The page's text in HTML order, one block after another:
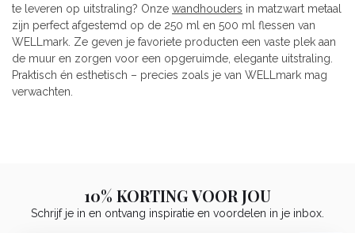
te leveren op uitstraling? Onze wandhouders in matzwart metaal
zijn perfect afgestemd op de 250 ml en 500 ml flessen van
WELLmark. Ze geven je favoriete producten een vaste plek aan
de muur en zorgen voor een opgeruimde, elegante uitstraling.
Praktisch én esthetisch – precies zoals je van WELLmark mag
verwachten.
10% KORTING VOOR JOU
Schrijf je in en ontvang inspiratie en voordelen in je inbox.